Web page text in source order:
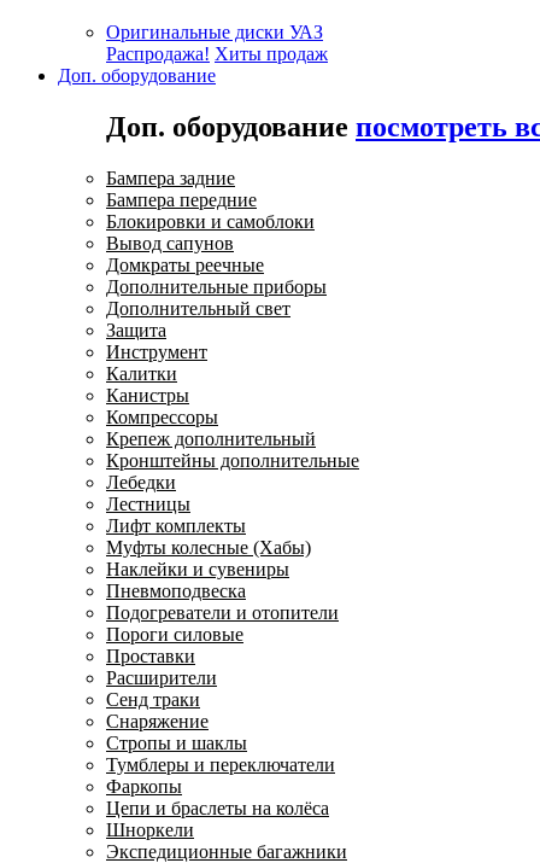
Оригинальные диски УАЗ
Распродажа! Хиты продаж
Доп. оборудование
Доп. оборудование посмотреть
Бампера задние
Бампера передние
Блокировки и самоблоки
Вывод сапунов
Домкраты реечные
Дополнительные приборы
Дополнительный свет
Защита
Инструмент
Калитки
Канистры
Компрессоры
Крепеж дополнительный
Кронштейны дополнительные
Лебедки
Лестницы
Лифт комплекты
Муфты колесные (Хабы)
Наклейки и сувениры
Пневмоподвеска
Подогреватели и отопители
Пороги силовые
Проставки
Расширители
Сенд траки
Снаряжение
Стропы и шаклы
Тумблеры и переключатели
Фаркопы
Цепи и браслеты на колёса
Шноркели
Экспедиционные багажники